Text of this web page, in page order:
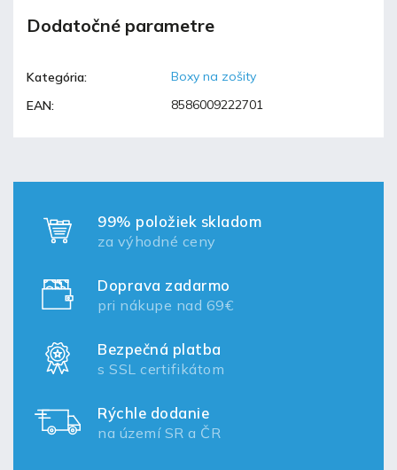
Dodatočné parametre
Kategória:
Boxy na zošity
EAN: 8586009222701
99% položiek skladom
za výhodné ceny
Doprava zadarmo
pri nákupe nad 69€
Bezpečná platba
s SSL certifikátom
Rýchle dodanie
na území SR a ČR